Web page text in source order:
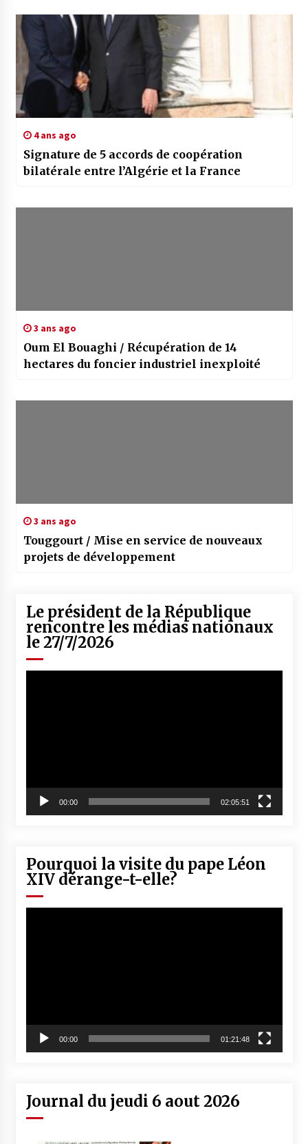
4 ans ago
Signature de 5 accords de coopération
bilatérale entre l’Algérie et la France
3 ans ago
Oum El Bouaghi / Récupération de 14
hectares du foncier industriel inexploité
3 ans ago
Touggourt / Mise en service de nouveaux
projets de développement
Le président de la République
rencontre les médias nationaux
le 27/7/2026
00:00 02:05:51
Pourquoi la visite du pape Léon
XIV dérange-t-elle?
00:00 01:21:48
Journal du jeudi 6 aout 2026